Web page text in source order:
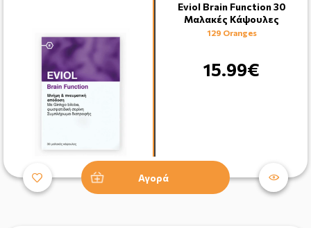
Eviol Brain Function 30
Μαλακές Κάψουλες
129 Oranges
15.99€
Αγορά